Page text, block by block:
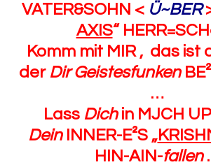
VATER&SOHN < Ü~BER
AXIS“
Komm mit MIR , das ist
der Dir Geistesfunken
…
Lass Dichin MJCH
DeinINNER-E²S „
HIN-AIN-fallen